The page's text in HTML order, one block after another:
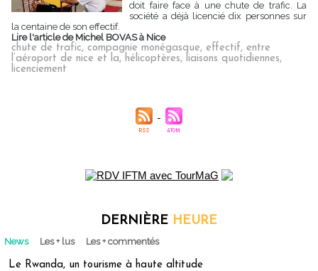
doit faire face à une chute de trafic. La
société a déjà licencié dix personnes sur
la centaine de son effectif.
Lire l'article de Michel BOVAS à Nice
chute de trafic, compagnie monégasque, effectif, entre
l’aéroport de nice et la, hélicoptères, liaisons quotidiennes,
licenciement
DERNIÈRE HEURE
News Les + lus Les + commentés
Le Rwanda, un tourisme à haute altitude